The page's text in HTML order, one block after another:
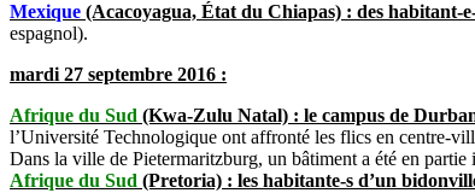
Mexique (Acacoyagua, État du Chiapas) : des habitant-
espagnol).
mardi 27 septembre 2016 :
Afrique du Sud (Kwa-Zulu Natal) : le campus de
l’Université Technologique ont affronté les flics en centre-
Dans la ville de Pietermaritzburg, un bâtiment a été en
Afrique du Sud (Pretoria) : les habitante-s d’un